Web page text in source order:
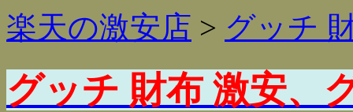
楽天の激安店 > グッチ
グッチ 財布 激安、